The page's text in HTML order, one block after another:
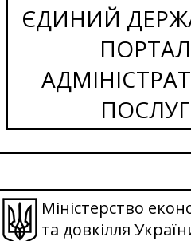
ЄДИНИЙ
ПОРТАЛ
ПОСЛУГ
Міністерство
та довкілля